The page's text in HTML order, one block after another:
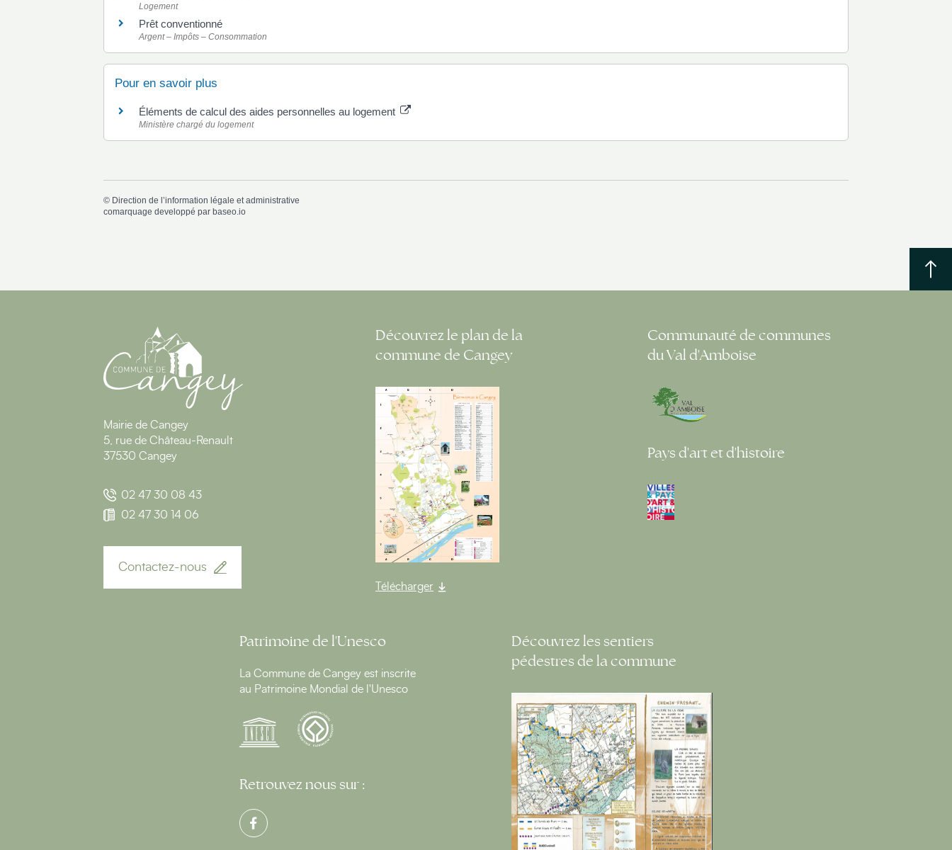
Logement
Prêt conventionné
Argent – Impôts – Consommation
Pour en savoir plus
Éléments de calcul des aides personnelles au logement
Ministère chargé du logement
© Direction de l’information légale et administrative
comarquage developpé par baseo.io
Mairie de Cangey
5, rue de Château-Renault
37530 Cangey
02 47 30 08 43
02 47 30 14 06
Contactez-nous
Découvrez le plan de la
commune de Cangey
Télécharger
Communauté de communes
du Val d'Amboise
Pays d'art et d'histoire
Patrimoine de l'Unesco
La Commune de Cangey est inscrite
au Patrimoine Mondial de l'Unesco
Retrouvez nous sur :
Découvrez les sentiers
pédestres de la commune